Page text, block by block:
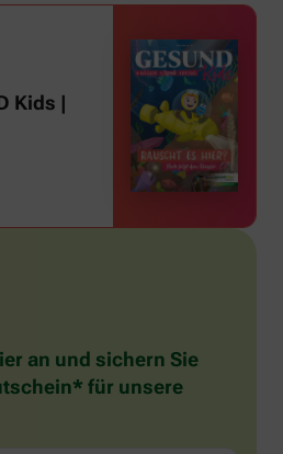
Kids |
an und sichern Sie
für unsere